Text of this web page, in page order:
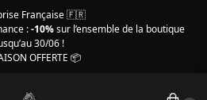
Française 🇫🇷
:-10%sur l’ensemble de la boutique
30/06 !
OFFERTE 📦